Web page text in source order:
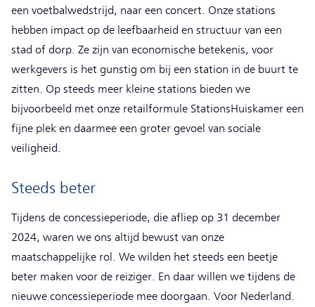
een voetbalwedstrijd, naar een concert. Onze stations
hebben impact op de leefbaarheid en structuur van een
stad of dorp. Ze zijn van economische betekenis, voor
werkgevers is het gunstig om bij een station in de buurt te
zitten. Op steeds meer kleine stations bieden we
bijvoorbeeld met onze retailformule StationsHuiskamer een
fijne plek en daarmee een groter gevoel van sociale
veiligheid.
Steeds beter
Tijdens de concessieperiode, die afliep op 31 december
2024, waren we ons altijd bewust van onze
maatschappelijke rol. We wilden het steeds een beetje
beter maken voor de reiziger. En daar willen we tijdens de
nieuwe concessieperiode mee doorgaan. Voor Nederland.